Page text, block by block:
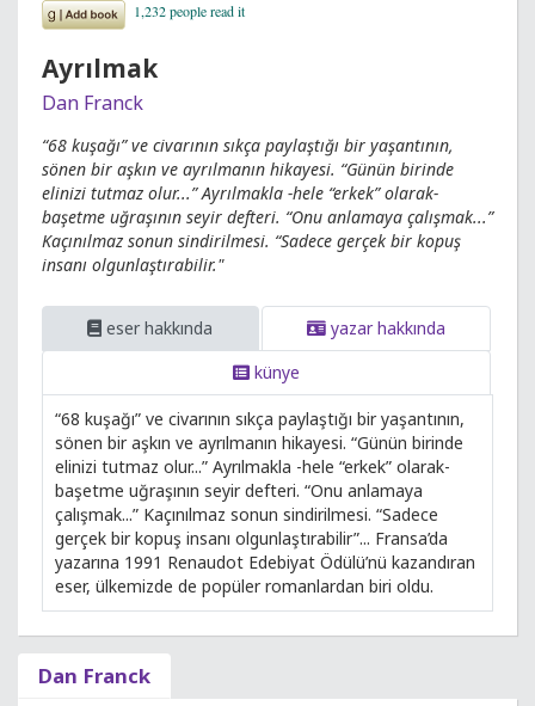
Ayrılmak
Dan Franck
“68 kuşağı” ve civarının sıkça paylaştığı bir yaşantının,
sönen bir aşkın ve ayrılmanın hikayesi. “Günün birinde
elinizi tutmaz olur...” Ayrılmakla -hele “erkek” olarak-
başetme uğraşının seyir defteri. “Onu anlamaya çalışmak...”
Kaçınılmaz sonun sindirilmesi. “Sadece gerçek bir kopuş
insanı olgunlaştırabilir."
eser hakkında
yazar hakkında
künye
“68 kuşağı” ve civarının sıkça paylaştığı bir yaşantının,
sönen bir aşkın ve ayrılmanın hikayesi. “Günün birinde
elinizi tutmaz olur...” Ayrılmakla -hele “erkek” olarak-
başetme uğraşının seyir defteri. “Onu anlamaya
çalışmak...” Kaçınılmaz sonun sindirilmesi. “Sadece
gerçek bir kopuş insanı olgunlaştırabilir”... Fransa’da
yazarına 1991 Renaudot Edebiyat Ödülü’nü kazandıran
eser, ülkemizde de popüler romanlardan biri oldu.
Dan Franck